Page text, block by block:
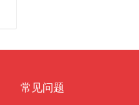
常见问题